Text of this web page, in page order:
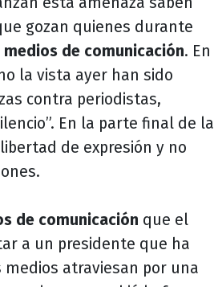
gozan quienes durante
medios de comunicación. En
la vista ayer han sido
contra periodistas,
En la parte final de la
de expresión y no
de comunicación que el
a un presidente que ha
atraviesan por una